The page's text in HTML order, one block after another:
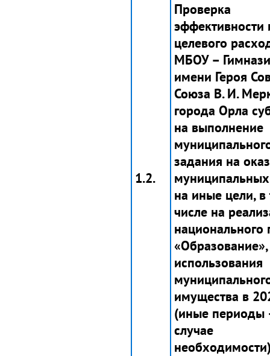
1.2.
Проверка
эффективности
целевого
МБОУ –
имени Героя
Союза В. И.
города Орла
на выполнение
задания на
муниципальных
на иные цели, в
числе на
национального
использования
имущества в
(иные периоды
случае